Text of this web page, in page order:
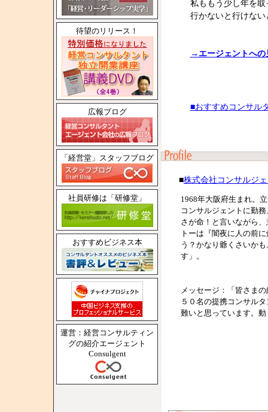
待望のリリース！
広報ブログ
「経営堂」スタッフブログ
社員研修は「研修堂」
おすすめビジネス本
運営：経営コンサルティン
グの紹介エージェント
Consulgent
私ももう少し年を
行かないと行けな
→エージェントへの
■おすすめコンサル
■株式会社コンサルジ
1968年大阪府生まれ。
コンサルジェントに勤
さが命！と言いながら
トーは『闇夜に人の前
う？かなり爺くさいか
す」。
メッセージ：「皆さま
５０名の提携コンサル
難いと思っています。